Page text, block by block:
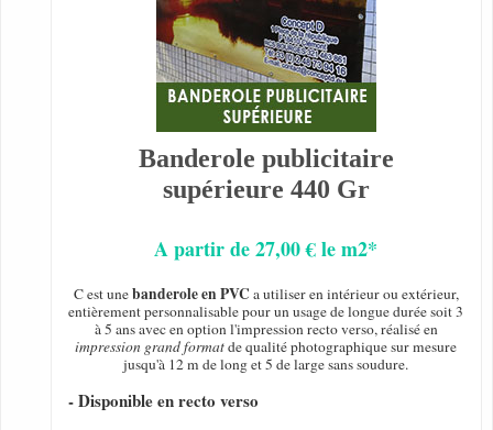
Banderole publicitaire
supérieure 440 Gr
A partir de 27,00 € le m2*
C est unebanderole en PVC a utiliser en intérieur ou extérieur,
entièrement personnalisable pour un usage de longue durée soit 3
à 5 ans avec en option l'impression recto verso, réalisé en
impression grand formatde qualité photographique sur mesure
jusqu'à 12 m de long et 5 de large sans soudure.
- Disponible en recto verso